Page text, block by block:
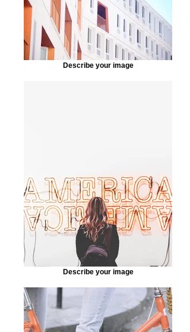
Describe your image
Describe your image